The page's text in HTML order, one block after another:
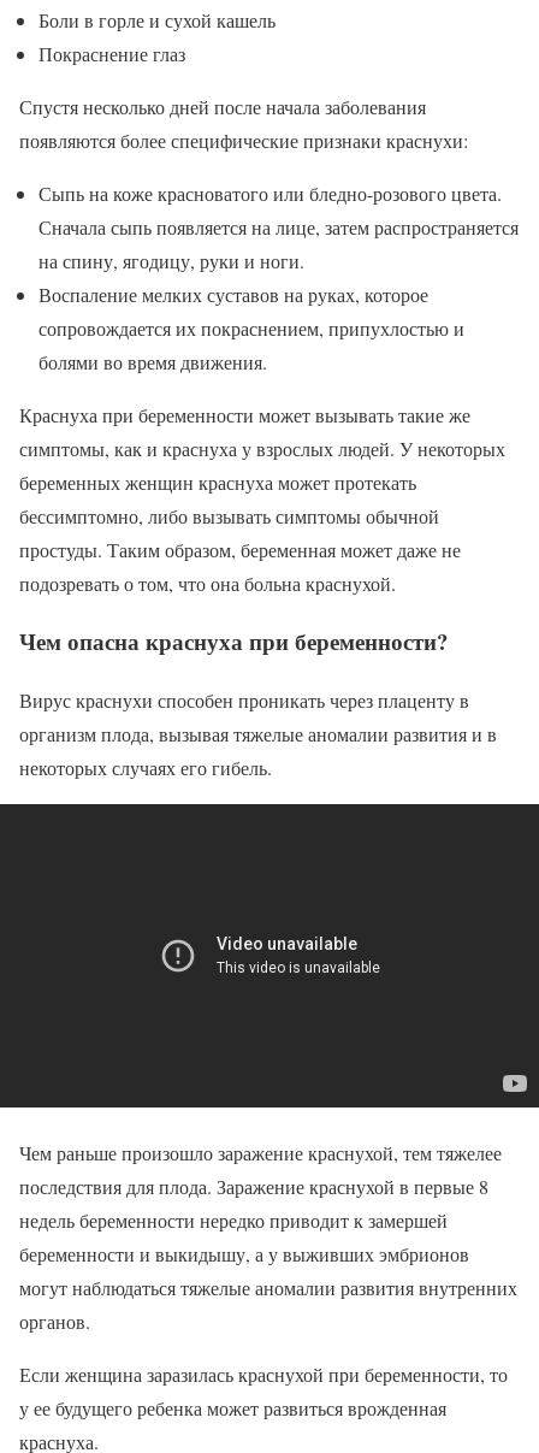
Боли в горле и сухой кашель
Покраснение глаз
Спустя несколько дней после начала заболевания
появляются более специфические признаки краснухи:
Сыпь на коже красноватого или бледно-розового цвета.
Сначала сыпь появляется на лице, затем распространяется
на спину, ягодицу, руки и ноги.
Воспаление мелких суставов на руках, которое
сопровождается их покраснением, припухлостью и
болями во время движения.
Краснуха при беременности может вызывать такие же
симптомы, как и краснуха у взрослых людей. У некоторых
беременных женщин краснуха может протекать
бессимптомно, либо вызывать симптомы обычной
простуды. Таким образом, беременная может даже не
подозревать о том, что она больна краснухой.
Чем опасна краснуха при беременности?
Вирус краснухи способен проникать через плаценту в
организм плода, вызывая тяжелые аномалии развития и в
некоторых случаях его гибель.
Чем раньше произошло заражение краснухой, тем тяжелее
последствия для плода. Заражение краснухой в первые 8
недель беременности нередко приводит к замершей
беременности и выкидышу, а у выживших эмбрионов
могут наблюдаться тяжелые аномалии развития внутренних
органов.
Если женщина заразилась краснухой при беременности, то
у ее будущего ребенка может развиться врожденная
краснуха.